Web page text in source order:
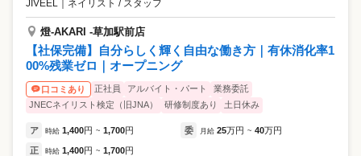
JIVEEL ｜ ネイリスト / スタッフ
燈-AKARI -草加駅前店
【社保完備】自分らしく輝く自由な働き方｜有休消化率1
00%残業ゼロ｜オープニング
口コミあり 正社員 アルバイト・パート
業務委託
JNECネイリスト検定（旧JNA）
研修制度あり 土日休み
ア 時給 1,400円 ~ 1,700円 委 月給 25万円 ~ 40万円
正 時給 1,400円 ~ 1,700円